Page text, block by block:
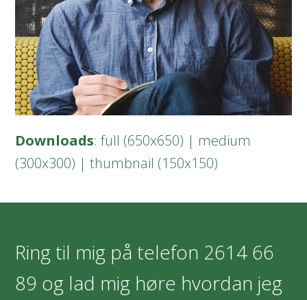
Downloads:full (650x650) | medium
(300x300) |thumbnail (150x150)
Ring til mig på telefon 2614 66
89 og lad mig høre hvordan jeg